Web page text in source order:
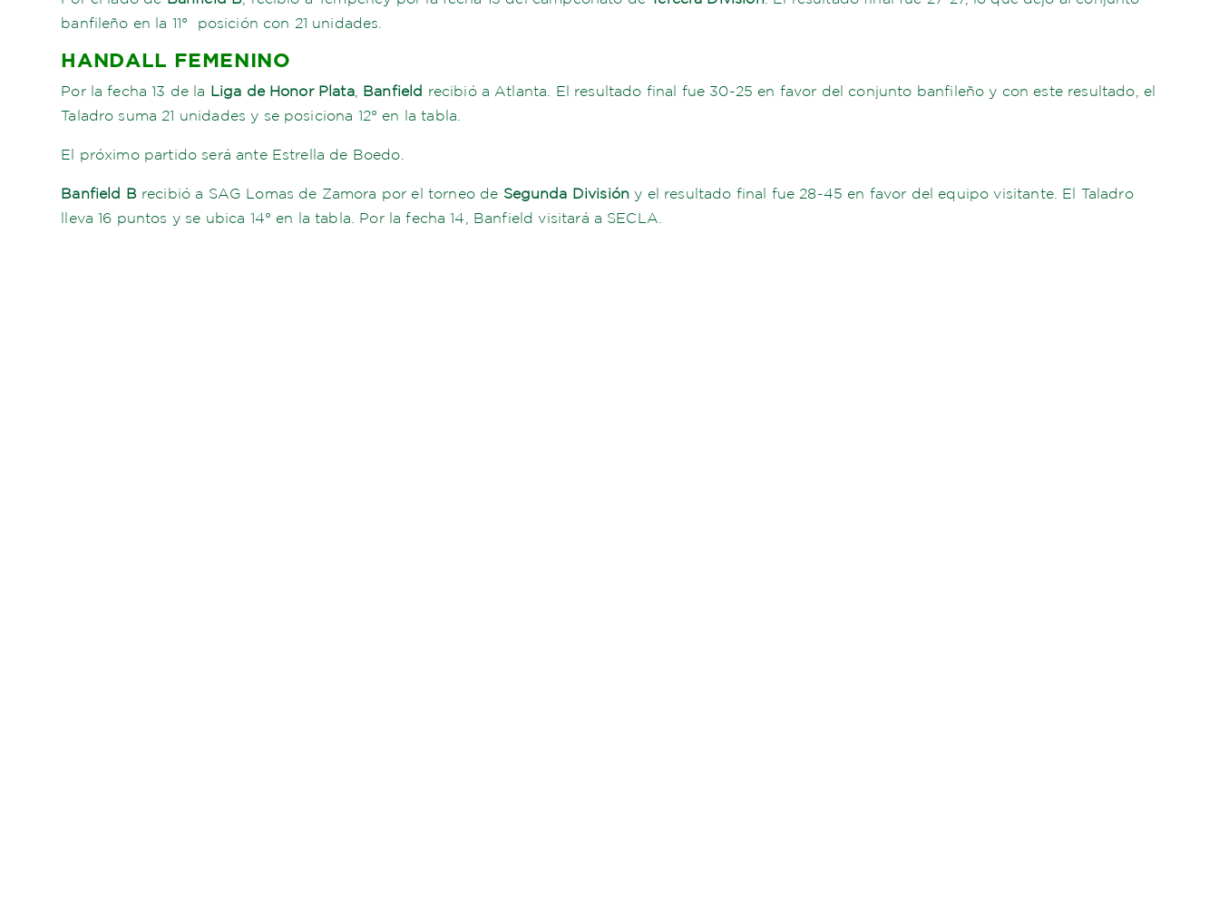
banfileño en la 11° posición con 21 unidades.
HANDALL FEMENINO
Por la fecha 13 de la Liga de Honor Plata, Banfield recibió a Atlanta. El resultado final fue 30-25 en favor del conjunto banfileño y con este resultado, el
Taladro suma 21 unidades y se posiciona 12° en la tabla.
El próximo partido será ante Estrella de Boedo.
Banfield Brecibió a SAG Lomas de Zamora por el torneo de Segunda División y el resultado final fue 28-45 en favor del equipo visitante. El Taladro
lleva 16 puntos y se ubica 14° en la tabla. Por la fecha 14, Banfield visitará a SECLA.